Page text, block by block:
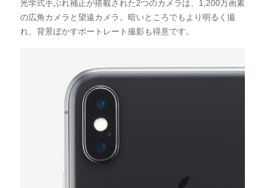
光学式手ぶれ補正が搭載された2つのカメラは、1,200万画素
の広角カメラと望遠カメラ。暗いところでもより明るく撮
れ、背景ぼかすポートレート撮影も得意です。